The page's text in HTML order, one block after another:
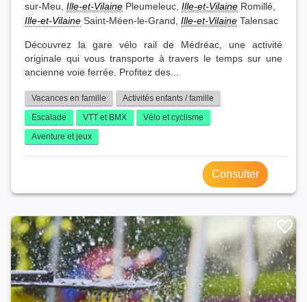
sur-Meu, Ille-et-Vilaine Pleumeleuc, Ille-et-Vilaine Romillé,
Ille-et-Vilaine Saint-Méen-le-Grand, Ille-et-Vilaine Talensac
Découvrez la gare vélo rail de Médréac, une activité
originale qui vous transporte à travers le temps sur une
ancienne voie ferrée. Profitez des...
Vacances en famille
Activités enfants / famille
Escalade
VTT et BMX
Vélo et cyclisme
Aventure et jeux
Consulter